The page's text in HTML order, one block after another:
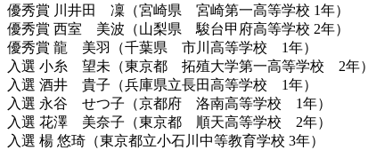
優秀賞 川井田 凜（宮崎県 宮崎第一高等学校 1年）
優秀賞 西室 美波（山梨県 駿台甲府高等学校 2年）
優秀賞 龍 美羽（千葉県 市川高等学校 1年）
入選 小糸 望未（東京都 拓殖大学第一高等学校 2年）
入選 酒井 貴子（兵庫県立長田高等学校 1年）
入選 永谷 せつ子（京都府 洛南高等学校 1年）
入選 花澤 美奈子（東京都 順天高等学校 2年）
入選 楊 悠琦（東京都立小石川中等教育学校 3年）